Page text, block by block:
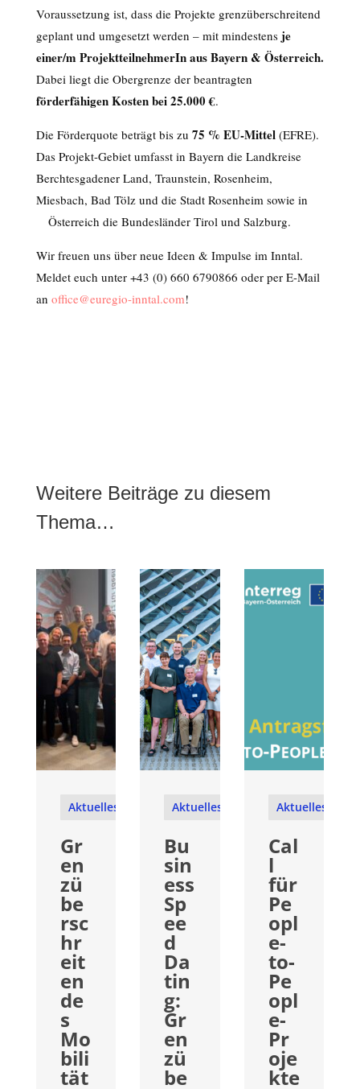
Voraussetzung ist, dass die Projekte grenzüberschreitend
geplant und umgesetzt werden – mit mindestens je
einer/m ProjektteilnehmerIn aus Bayern & Österreich.
Dabei liegt die Obergrenze der beantragten
förderfähigen Kosten bei 25.000 €.
Die Förderquote beträgt bis zu 75 % EU-Mittel (EFRE).
Das Projekt-Gebiet umfasst in Bayern die Landkreise
Berchtesgadener Land, Traunstein, Rosenheim,
Miesbach, Bad Tölz und die Stadt Rosenheim sowie in
Österreich die Bundesländer Tirol und Salzburg.
Wir freuen uns über neue Ideen & Impulse im Inntal.
Meldet euch unter +43 (0) 660 6790866 oder per E-Mail
an office@euregio-inntal.com!
Weitere Beiträge zu diesem
Thema…
Aktuelles
Gr
en
zü
be
rsc
hr
eit
en
de
s
Mo
bili
tät
Aktuelles
Bu
sin
ess
Sp
ee
d
Da
tin
g:
Gr
en
zü
be
Aktuelles
Cal
l
für
Pe
opl
e-
to-
Pe
opl
e-
Pr
oje
kte